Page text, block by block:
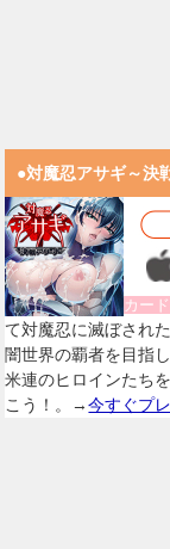
●対魔忍アサギ～決
カー
て対魔忍に滅ぼされ
闇世界の覇者を目指
米連のヒロインたち
こう！。→今すぐプ